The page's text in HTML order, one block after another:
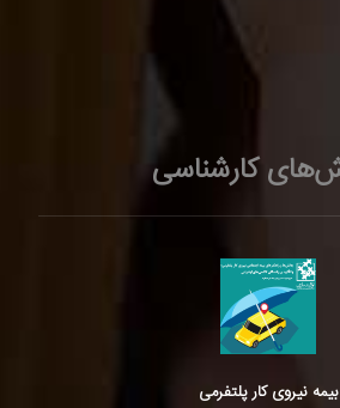
کارشناسی
بیمه نیروی کار پلتفرمی